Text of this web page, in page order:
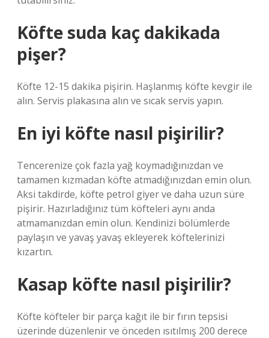
Köfte suda kaç dakikada
pişer?
Köfte 12-15 dakika pişirin. Haşlanmış köfte kevgir ile
alın. Servis plakasına alın ve sıcak servis yapın.
En iyi köfte nasıl pişirilir?
Tencerenize çok fazla yağ koymadığınızdan ve
tamamen kızmadan köfte atmadığınızdan emin olun.
Aksi takdirde, köfte petrol giyer ve daha uzun süre
pişirir. Hazırladığınız tüm köfteleri aynı anda
atmamanızdan emin olun. Kendinizi bölümlerde
paylaşın ve yavaş yavaş ekleyerek köftelerinizi
kızartın.
Kasap köfte nasıl pişirilir?
Köfte köfteler bir parça kağıt ile bir fırın tepsisi
üzerinde düzenlenir ve önceden ısıtılmış 200 derece